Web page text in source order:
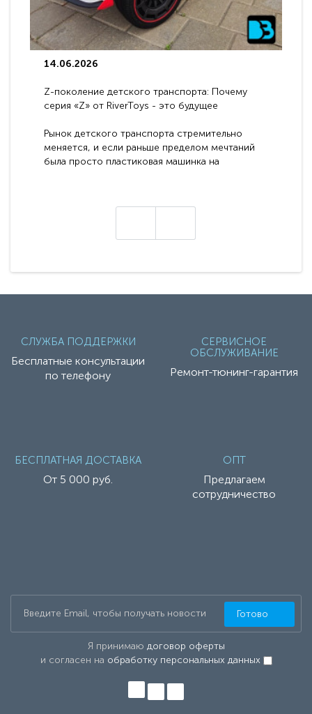
14.06.2026
Z-поколение детского транспорта: Почему
серия «Z» от RiverToys - это будущее
Рынок детского транспорта стремительно
меняется, и если раньше пределом мечтаний
была просто пластиковая машинка на
СЛУЖБА ПОДДЕРЖКИ
Бесплатные консультации
по телефону
СЕРВИСНОЕ
ОБСЛУЖИВАНИЕ
Ремонт-тюнинг-гарантия
БЕСПЛАТНАЯ ДОСТАВКА
От 5 000 руб.
ОПТ
Предлагаем
сотрудничество
Я принимаю договор оферты
и согласен на обработку персональных данных
Готово